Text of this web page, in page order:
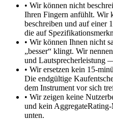
• Wir können nicht
Ihren Fingern anfühlt. Wir
beschreiben und auf einer
die auf
• Wir können Ihnen nicht
„besser“ klingt. Wir
und Lautsprecherleistung
• Wir ersetzen kein 15-
Die endgültige
dem Instrument vor sich
• Wir zeigen keine
und kein
unten.